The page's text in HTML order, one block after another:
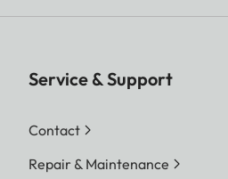
Service & Support
Contact
Repair & Maintenance